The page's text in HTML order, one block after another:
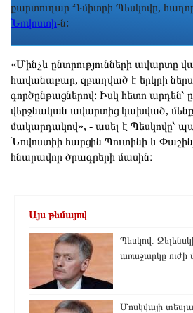
քարտուղար Դմիտրի Պեսկովը,
Նովոստի-ն:
«Մինչև ընտրությունների ավարտը
հավանաբար, զբաղված է երկրի
գործընթացներով։ Իսկ հետո արդեն՝
վերջնական ավարտից կախված, մենք
մակարդակով», - ասել է Պեսկովը՝
Նովոստիի հարցին Պուտինի և
հնարավոր ծրագրերի մասին։
Այս թեմայով
Պեսկով.
առաջարկը ուժի
Մոսկվայի